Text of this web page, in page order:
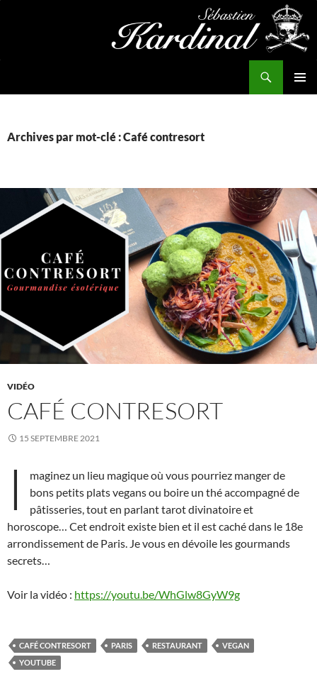
Archives par mot-clé : Café contresort
VIDÉO
CAFÉ CONTRESORT
15 SEPTEMBRE 2021
I
maginez un lieu magique où vous pourriez manger de
bons petits plats vegans ou boire un thé accompagné de
pâtisseries, tout en parlant tarot divinatoire et
horoscope… Cet endroit existe bien et il est caché dans le 18e
arrondissement de Paris. Je vous en dévoile les gourmands
secrets…
Voir la vidéo : https://youtu.be/WhGlw8GyW9g
CAFÉ CONTRESORT PARIS RESTAURANT
VEGAN
YOUTUBE